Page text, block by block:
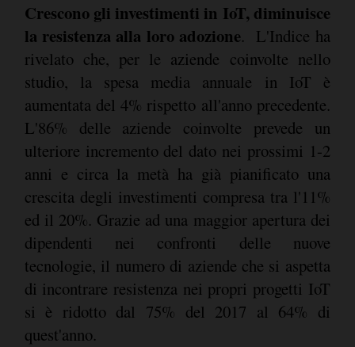
Crescono gli investimenti in IoT, diminuisce
la resistenza alla loro adozione. L'Indice ha
rivelato che, per le aziende coinvolte nello
studio, la spesa media annuale in IoT è
aumentata del 4% rispetto all'anno precedente.
L'86% delle aziende coinvolte prevede un
ulteriore incremento del dato nei prossimi 1-2
anni e circa la metà ha già pianificato una
crescita degli investimenti compresa tra l'11%
ed il 20%. Grazie ad una maggior apertura dei
dipendenti nei confronti delle nuove
tecnologie, il numero di aziende che si aspetta
di incontrare resistenza nei propri progetti IoT
si è ridotto dal 75% del 2017 al 64% di
quest'anno.